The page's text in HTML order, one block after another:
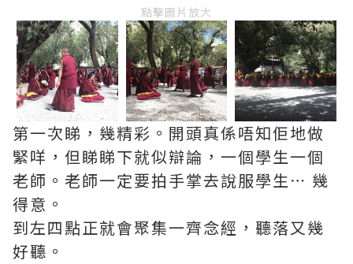
點擊圖片放大
第一次睇，幾精彩。開頭真係唔知佢地做
緊咩，但睇睇下就似辯論，一個學生一個
老師。老師一定要拍手掌去說服學生⋯ 幾
得意。
到左四點正就會聚集一齊念經，聽落又幾
好聽。